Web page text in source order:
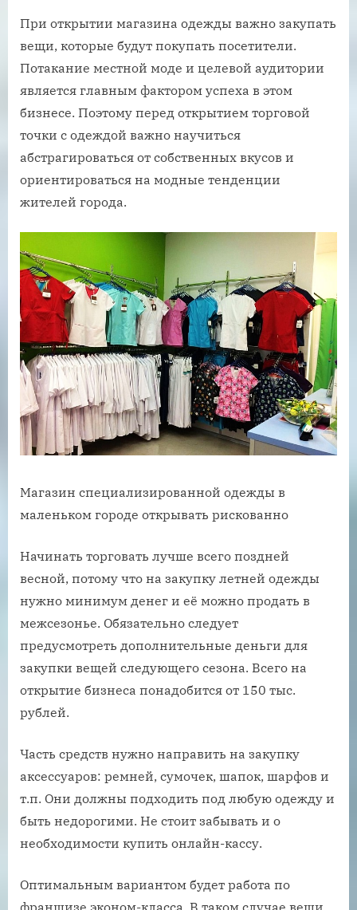
При открытии магазина одежды важно закупать
вещи, которые будут покупать посетители.
Потакание местной моде и целевой аудитории
является главным фактором успеха в этом
бизнесе. Поэтому перед открытием торговой
точки с одеждой важно научиться
абстрагироваться от собственных вкусов и
ориентироваться на модные тенденции
жителей города.
Магазин специализированной одежды в
маленьком городе открывать рискованно
Начинать торговать лучше всего поздней
весной, потому что на закупку летней одежды
нужно минимум денег и её можно продать в
межсезонье. Обязательно следует
предусмотреть дополнительные деньги для
закупки вещей следующего сезона. Всего на
открытие бизнеса понадобится от 150 тыс.
рублей.
Часть средств нужно направить на закупку
аксессуаров: ремней, сумочек, шапок, шарфов и
т.п. Они должны подходить под любую одежду и
быть недорогими. Не стоит забывать и о
необходимости купить онлайн-кассу.
Оптимальным вариантом будет работа по